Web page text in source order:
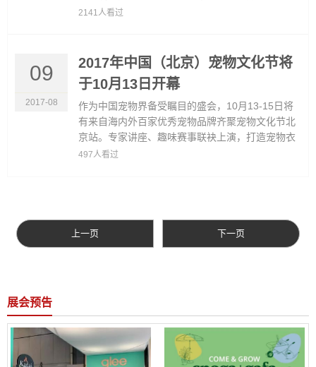
们相信未来全球宠物业将期待中国，未......
2141人看过
09
2017-08
2017年中国（北京）宠物文化节将
于10月13日开幕
作为中国宠物界备受瞩目的盛会，10月13-15日将
有来自海内外百家优秀宠物品牌齐聚宠物文化节北
京站。专家讲座、趣味赛事联袂上演，打造宠物衣
食住行一站式平台，上演爱宠人士的......
497人看过
上一页 下一页
展会预告